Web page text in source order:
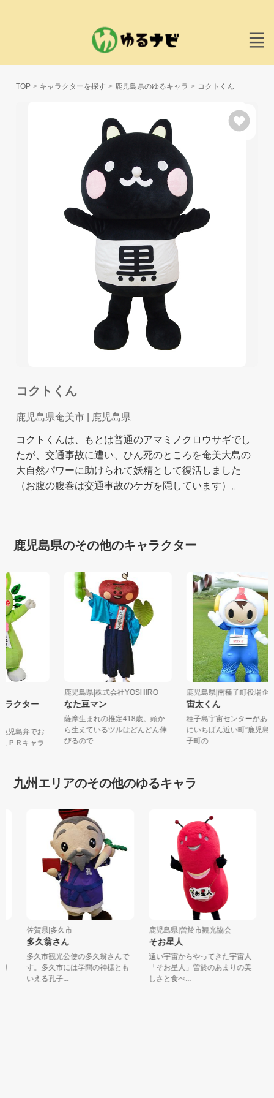
TOP キャラクターを探す 鹿児島県のゆるキャラ コクトくん
コクトくん
鹿児島県奄美市 | 鹿児島県
コクトくんは、もとは普通のアマミノクロウサギでし
たが、交通事故に遭い、ひん死のところを奄美大島の
大自然パワーに助けられて妖精として復活しました
（お腹の腹巻は交通事故のケガを隠しています）。
鹿児島県のその他のキャラクター
ャラクター
鹿児島弁でお
まＰＲキャラ
鹿児島県|株式会社YOSHIRO
なた豆マン
薩摩生まれの推定418歳。頭か
ら生えているツルはどんどん伸
びるので...
鹿児島県|南種子町役場
宙太くん
種子島宇宙センターがあ
にいちばん近い町”鹿児
子町の...
九州エリアのその他のゆるキャラ
佐賀県|多久市
多久翁さん
多久市観光公使の多久翁さんで
す。多久市には学問の神様とも
いえる孔子...
鹿児島県|曽於市観光協会
そお星人
遠い宇宙からやってきた宇宙人
「そお星人」曽於のあまりの美
しさと食べ...